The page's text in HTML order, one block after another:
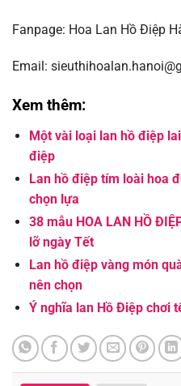
Fanpage: Hoa Lan Hồ Điệp
Email:
Xem thêm:
Một vài loại lan hồ điệp
điệp
Lan hồ điệp tím loài hoa
chọn lựa
38 mẫu HOA LAN HỒ
lỡ ngày Tết
Lan hồ điệp vàng món
nên chọn
Ý nghĩa lan Hồ Điệp chơi